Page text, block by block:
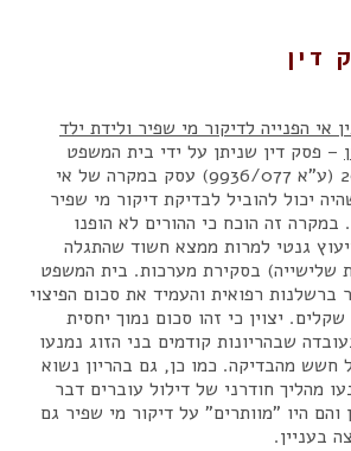
דין
אי הפנייה לדיקור מי שפיר ולידת ילד
– פסק דין שניתן על ידי בית המשפט
העליון בפברואר 2011 (ע"א 9936/077) עסק במקרה של אי
יכול להוביל לבדיקת דיקור מי שפיר
במקרה זה הוכח כי ההורים לא הופנו
גנטי למרות ממצא חשוד שהתגלה
שלישייה) בסקירת מערכות. בית המשפט
ברשלנות רפואית והעמיד את סכום הפיצוי
על סך של 250,000 שקלים. יצוין כי זהו סכום נמוך יחסית
שבהריונות קודמים בני הזוג נמנעו
חשש מהבדיקה. כמו כן, גם בהריון נשוא
מהליך חודרני של דילול עוברים דבר
היו "מוותרים" על דיקור מי שפיר גם
בעניין.